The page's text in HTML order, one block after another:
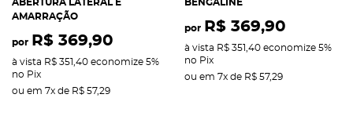
ABERTURA LATERAL E
AMARRAÇÃO
por R$ 369,90
à vista R$ 351,40 economize 5%
no Pix
ou em 7x de R$ 57,29
BENGALINE
por R$ 369,90
à vista R$ 351,40 economize 5%
no Pix
ou em 7x de R$ 57,29